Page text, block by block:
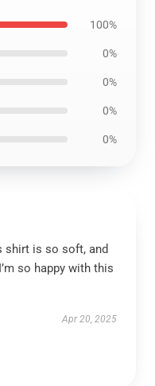
100%
0%
0%
0%
0%
shirt is so soft, and
so happy with this
Apr 20, 2025